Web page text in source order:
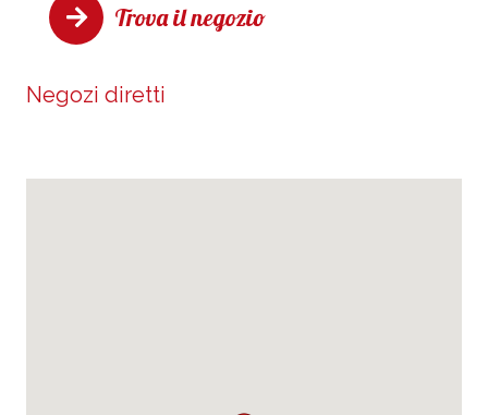
Trova il negozio
Negozi diretti